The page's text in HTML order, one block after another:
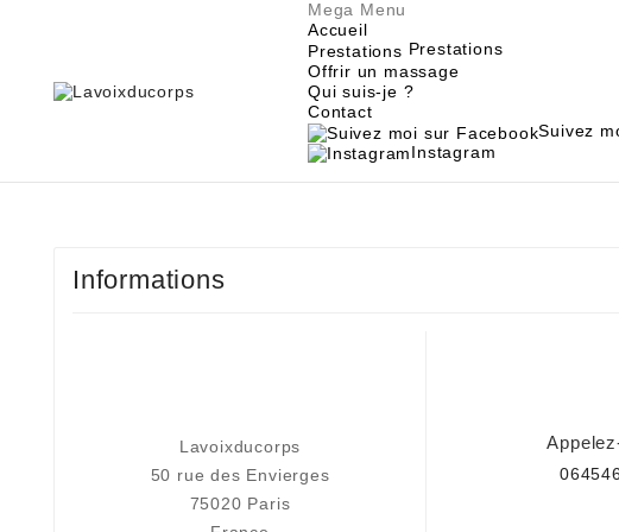
Mega Menu
Accueil
Prestations Prestations
Offrir un massage
Qui suis-je ?
Contact
Suivez
Instagram
Informations
Lavoixducorps
50 rue des Envierges
75020 Paris